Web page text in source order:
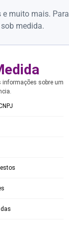
muito mais. Para
medida.
sobre um